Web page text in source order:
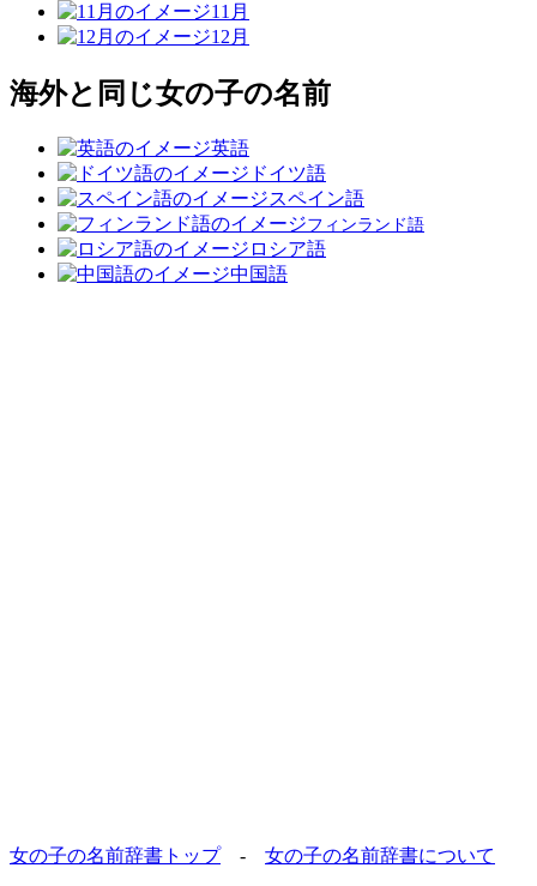
11月
12月
海外と同じ女の子の名前
英語
ドイツ語
スペイン語
フィンランド語
ロシア語
中国語
女の子の名前辞書トップ- 女の子の名前辞書について